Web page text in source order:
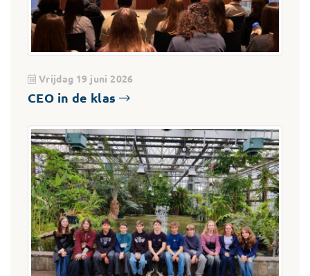
Vrijdag 19 juni 2026
CEO in de klas